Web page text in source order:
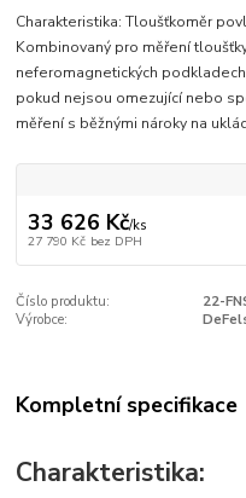
Charakteristika: Tloušťkoměr
Kombinovaný pro měření
neferomagnetických
pokud nejsou omezující nebo
měření s běžnými nároky na
33 626 Kč/ks
27 790 Kč bez DPH
Číslo produktu:
22-
Výrobce:
Kompletní specifikace
Charakteristika: